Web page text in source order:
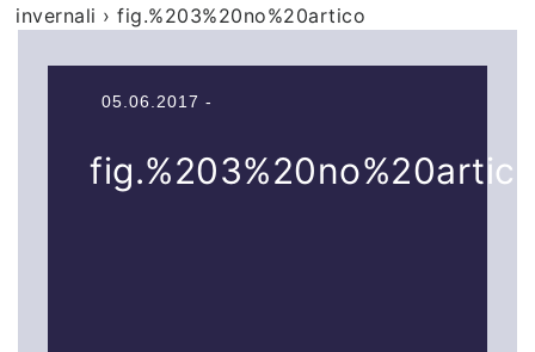
invernali ›fig.%203%20no%20artico
05.06.2017 -